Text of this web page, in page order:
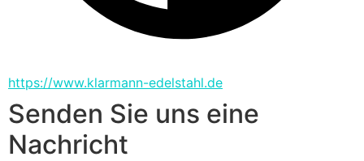
https://www.klarmann-edelstahl.de
Senden Sie uns eine
Nachricht